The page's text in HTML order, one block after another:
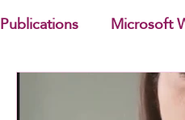
Publications Microsoft
Pour les entreprises